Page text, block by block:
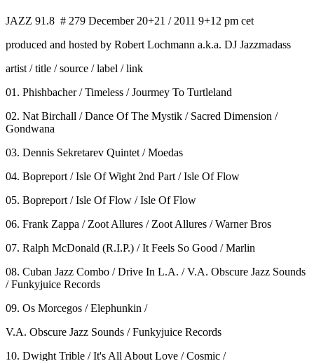
JAZZ 91.8 # 279 December 20+21 / 2011 9+12 pm cet
produced and hosted by Robert Lochmann a.k.a. DJ Jazzmadass
artist / title / source / label / link
01. Phishbacher / Timeless / Jourmey To Turtleland
02. Nat Birchall / Dance Of The Mystik / Sacred Dimension /
Gondwana
03. Dennis Sekretarev Quintet / Moedas
04. Bopreport / Isle Of Wight 2nd Part / Isle Of Flow
05. Bopreport / Isle Of Flow / Isle Of Flow
06. Frank Zappa / Zoot Allures / Zoot Allures / Warner Bros
07. Ralph McDonald (R.I.P.) / It Feels So Good / Marlin
08. Cuban Jazz Combo / Drive In L.A. / V.A. Obscure Jazz Sounds
/ Funkyjuice Records
09. Os Morcegos / Elephunkin /
V.A. Obscure Jazz Sounds / Funkyjuice Records
10. Dwight Trible / It's All About Love / Cosmic /